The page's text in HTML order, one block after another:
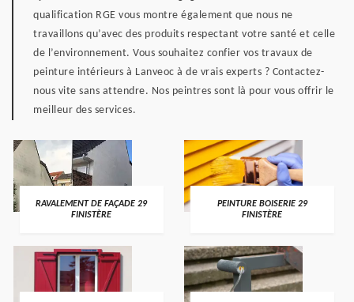
qualification RGE vous montre également que nous ne
travaillons qu’avec des produits respectant votre santé et celle
de l’environnement. Vous souhaitez confier vos travaux de
peinture intérieurs à Lanveoc à de vrais experts ? Contactez-
nous vite sans attendre. Nos peintres sont là pour vous offrir le
meilleur des services.
RAVALEMENT DE FAÇADE 29
FINISTÈRE
PEINTURE BOISERIE 29
FINISTÈRE